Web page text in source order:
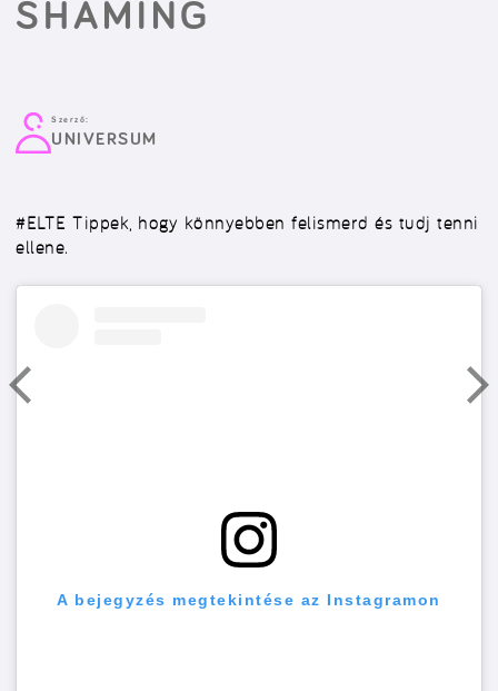
SHAMING
Szerző:
UNIVERSUM
#ELTE Tippek, hogy könnyebben felismerd és tudj tenni
ellene.
A bejegyzés megtekintése az Instagramon